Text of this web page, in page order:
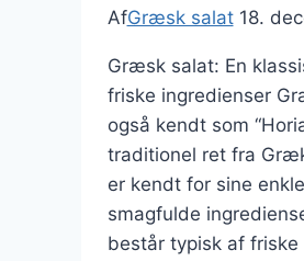
AfGræsk salat 18.
Græsk salat: En
friske ingredienser
også kendt som
traditionel ret fra
er kendt for sine
smagfulde
består typisk af friske